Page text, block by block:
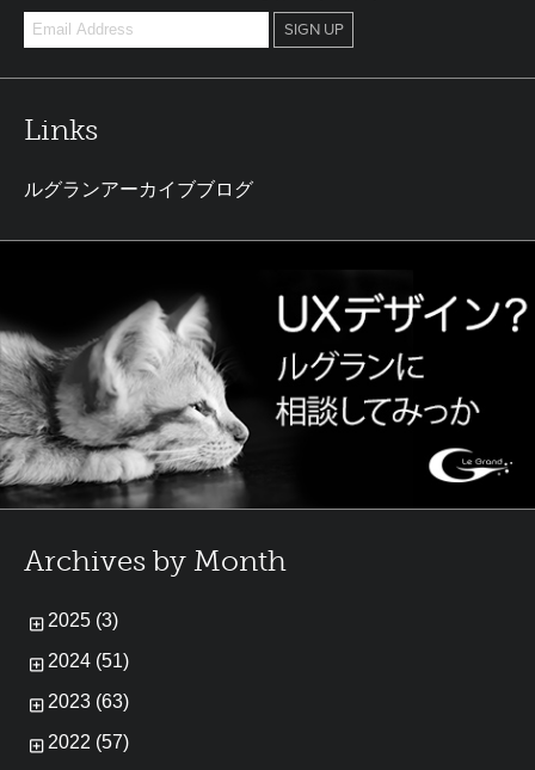
Links
ルグランアーカイブブログ
Archives by Month
2025 (3)
2024 (51)
2023 (63)
2022 (57)